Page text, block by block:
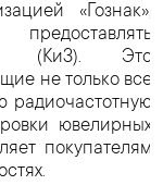
«Гознак»,
(КиЗ). Это
не только все
радиочастотную
ювелирных
покупателям